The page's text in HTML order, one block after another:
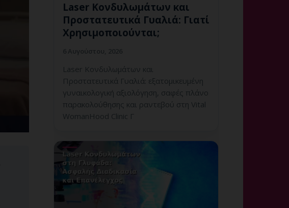
Laser Κονδυλωμάτων και
Προστατευτικά Γυαλιά: Γιατί
Χρησιμοποιούνται;
Laser Κονδυλωμάτων και
Προστατευτικά Γυαλιά: εξατομικευμένη
γυναικολογική αξιολόγηση, σαφές πλάνο
παρακολούθησης και ραντεβού στη Vital
WomanHood Clinic Γ